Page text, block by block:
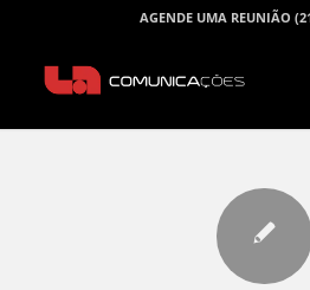
AGENDE UMA REUNIÃO